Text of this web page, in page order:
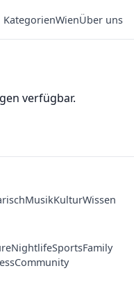
KategorienWienÜber uns
verfügbar.
MusikKulturWissen
NightlifeSportsFamily
Community